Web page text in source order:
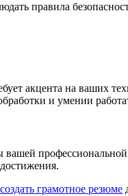
правила
акцента на ваших
и умении
создать грамотное резюме